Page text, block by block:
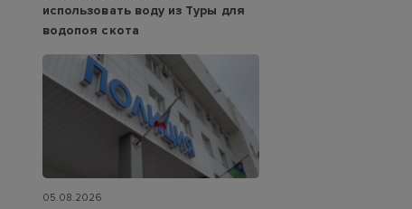
использовать воду из Туры для
водопоя скота
05.08.2026